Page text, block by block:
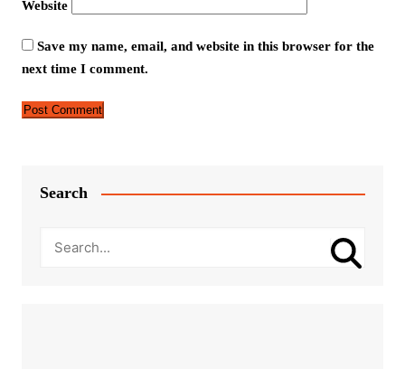
Website
Save my name, email, and website in this browser for the
next time I comment.
Search